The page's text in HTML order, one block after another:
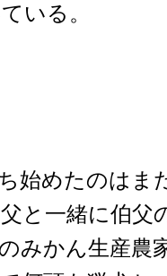
いる。
始めたのはま
と一緒に伯父
みかん生産農